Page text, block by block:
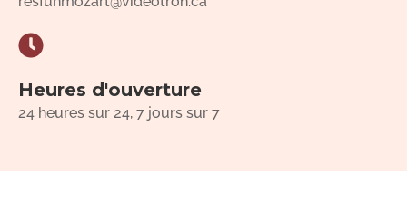
Heures d'ouverture
24 heures sur 24, 7 jours sur 7